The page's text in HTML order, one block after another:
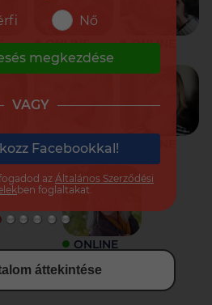
ONLINE ONLINE
ONLINE
ONLINE
áttekintése
Nő
megkezdése
VAGY
Facebookkal!
az Általános Szerződési
ben foglaltakat.